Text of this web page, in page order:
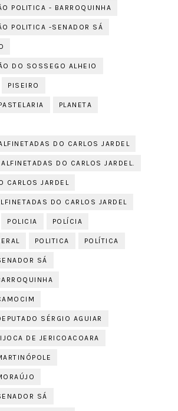
POLITICA - BARROQUINHA
POLITICA -SENADOR SÁ
DO SOSSEGO ALHEIO
PISEIRO
PLANETA
DO CARLOS JARDEL
DO CARLOS JARDEL.
CARLOS JARDEL
DO CARLOS JARDEL
POLICIA POLÍCIA
POLITICA POLÍTICA
SÁ
SÉRGIO AGUIAR
DE JERICOACOARA
SÁ